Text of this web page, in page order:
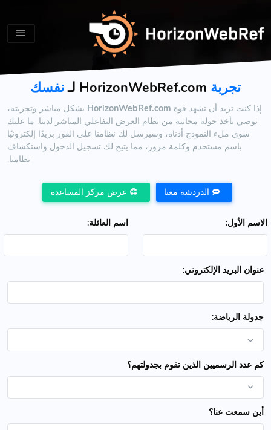
تجربة نفسك
إذا كنت تريد أن تشهد قوة HorizonWebRef.com بشكل مباشر وتجربته،
نوصي بأخذ جولة مجانية من نظام العرض التفاعلي المباشر لدينا. ما عليك
سوى ملء النموذج أدناه، وسيرسل لك نظامنا على الفور بريدًا إلكترونيًا
باسم مستخدم وكلمة مرور، مما يتيح لك تسجيل الدخول واستكشاف
نظامنا.
الدردشة معنا عرض مركز المساعدة
الاسم الأول: اسم العائلة:
عنوان البريد الإلكتروني:
جدولة الرياضة:
كم عدد الرسميين الذين تقوم بجدولتهم؟
أين سمعت عنا؟